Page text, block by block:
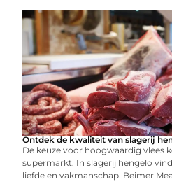
Ontdek de kwaliteit van slagerij
De keuze voor hoogwaardig vlees
supermarkt. In slagerij hengelo
liefde en vakmanschap. Beimer